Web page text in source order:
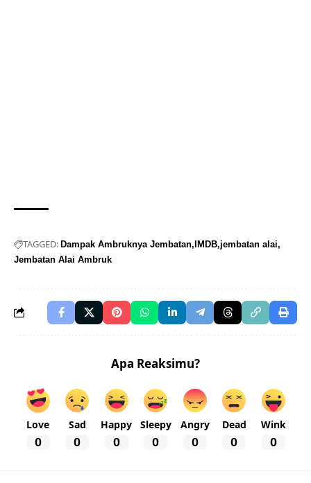
TAGGED: Dampak Ambruknya Jembatan IMDB jembatan alai
Jembatan Alai Ambruk
Apa Reaksimu?
Love
0
Sad
0
Happy
0
Sleepy
0
Angry
0
Dead
0
Wink
0